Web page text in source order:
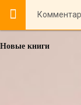
Новые книги